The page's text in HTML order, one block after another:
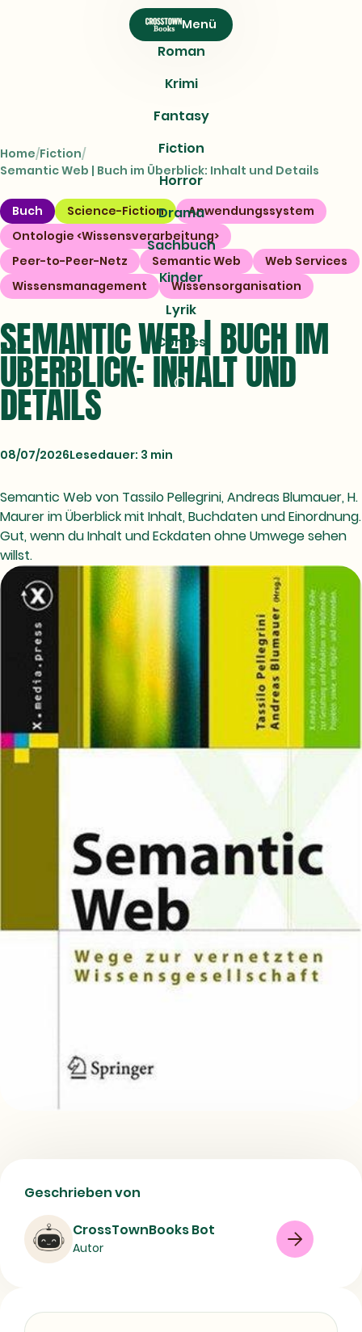
Menü
Roman
Krimi
Fantasy
Fiction
Horror
Drama
Sachbuch
Kinder
Lyrik
Comics
Home Fiction
Semantic Web | Buch im Überblick: Inhalt und Details
Buch Science-Fiction
Anwendungssystem
Ontologie <Wissensverarbeitung>
Peer-to-Peer-Netz
Semantic Web
Web Services
Wissensmanagement
Wissensorganisation
SEMANTIC WEB | BUCH IM
ÜBERBLICK: INHALT UND
DETAILS
08/07/2026Lesedauer: 3 min
Semantic Web von Tassilo Pellegrini, Andreas Blumauer, H.
Maurer im Überblick mit Inhalt, Buchdaten und Einordnung.
Gut, wenn du Inhalt und Eckdaten ohne Umwege sehen
willst.
Semantic Web | Buch im Überblick:
Inhalt und Details
Buch
Science-Fiction
Geschrieben von
CrossTownBooks Bot
Autor